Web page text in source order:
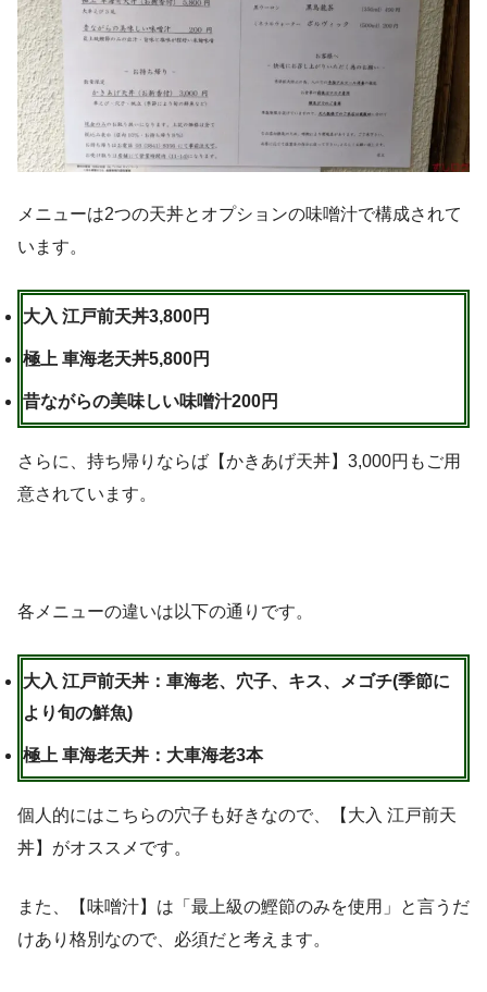
メニューは2つの天丼とオプションの味噌汁で構成されて
います。
大入 江戸前天丼3,800円
極上 車海老天丼5,800円
昔ながらの美味しい味噌汁200円
さらに、持ち帰りならば【かきあげ天丼】3,000円もご用
意されています。
各メニューの違いは以下の通りです。
大入 江戸前天丼：車海老、穴子、キス、メゴチ(季節に
より旬の鮮魚)
極上 車海老天丼：大車海老3本
個人的にはこちらの穴子も好きなので、【大入 江戸前天
丼】がオススメです。
また、【味噌汁】は「最上級の鰹節のみを使用」と言うだ
けあり格別なので、必須だと考えます。